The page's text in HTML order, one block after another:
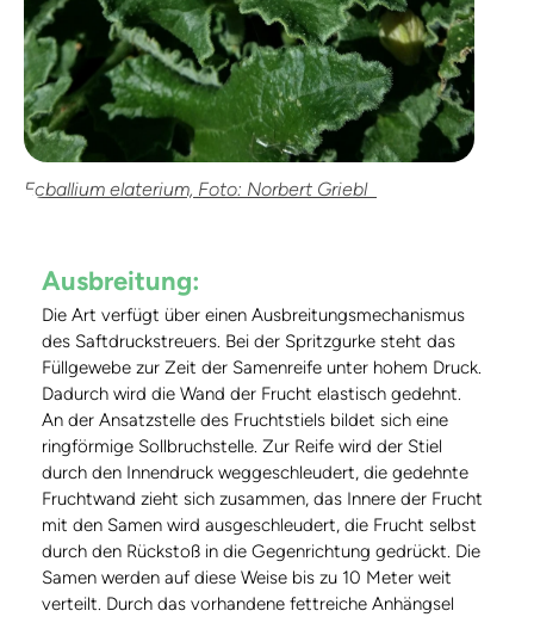
Ecballium elaterium, Foto: Norbert Griebl
Ausbreitung:
Die Art verfügt über einen Ausbreitungsmechanismus
des Saftdruckstreuers. Bei der Spritzgurke steht das
Füllgewebe zur Zeit der Samenreife unter hohem Druck.
Dadurch wird die Wand der Frucht elastisch gedehnt.
An der Ansatzstelle des Fruchtstiels bildet sich eine
ringförmige Sollbruchstelle. Zur Reife wird der Stiel
durch den Innendruck weggeschleudert, die gedehnte
Fruchtwand zieht sich zusammen, das Innere der Frucht
mit den Samen wird ausgeschleudert, die Frucht selbst
durch den Rückstoß in die Gegenrichtung gedrückt. Die
Samen werden auf diese Weise bis zu 10 Meter weit
verteilt. Durch das vorhandene fettreiche Anhängsel